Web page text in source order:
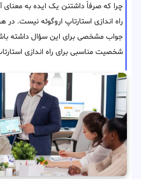
چرا که صرفاً داشتنن یک ایده به معنای
راه اندازی استارتاپ اروگوئه نیست.
جواب مشخصی برای این سؤال داشته
شخصیت مناسبی برای راه اندازی